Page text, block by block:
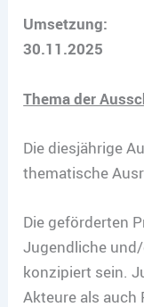
30.11.2025
Thema der
Die diesjährige
thematische
Die geförderten
Jugendliche
konzipiert sein.
Akteure als auch